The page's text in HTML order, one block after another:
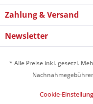
Zahlung & Versand
Newsletter
* Alle Preise inkl. gesetzl.
Cookie-